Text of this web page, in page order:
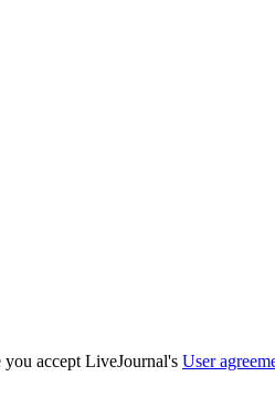
accept LiveJournal's User